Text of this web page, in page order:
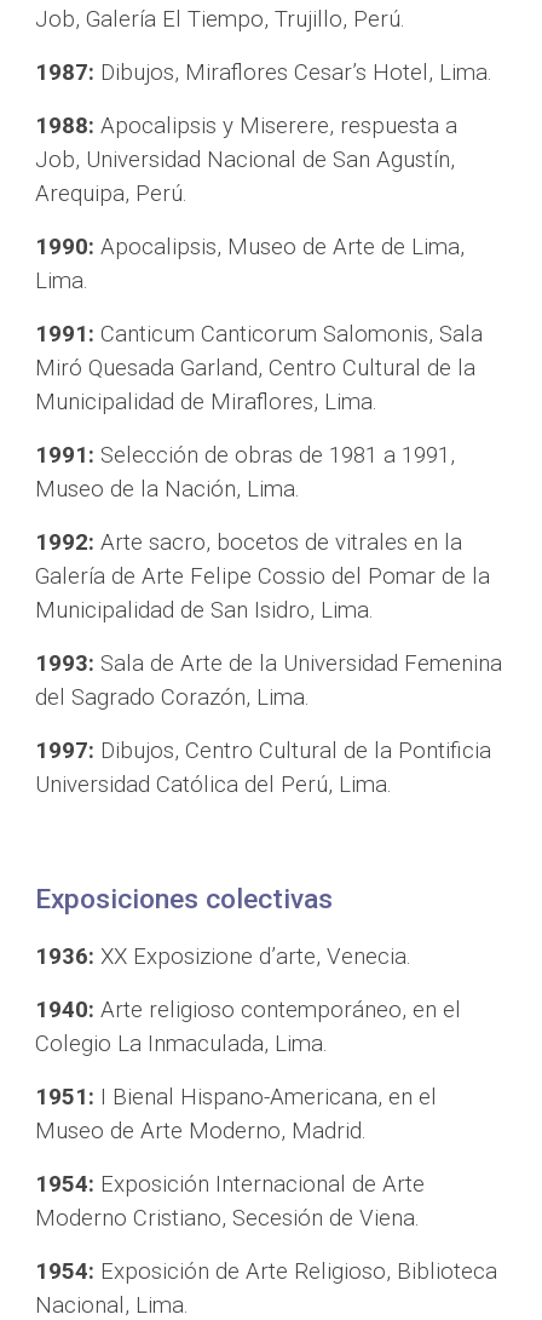
Job, Galería El Tiempo, Trujillo, Perú.
1987: Dibujos, Miraflores Cesar’s Hotel, Lima.
1988: Apocalipsis y Miserere, respuesta a
Job, Universidad Nacional de San Agustín,
Arequipa, Perú.
1990: Apocalipsis, Museo de Arte de Lima,
Lima.
1991: Canticum Canticorum Salomonis, Sala
Miró Quesada Garland, Centro Cultural de la
Municipalidad de Miraflores, Lima.
1991: Selección de obras de 1981 a 1991,
Museo de la Nación, Lima.
1992: Arte sacro, bocetos de vitrales en la
Galería de Arte Felipe Cossio del Pomar de la
Municipalidad de San Isidro, Lima.
1993: Sala de Arte de la Universidad Femenina
del Sagrado Corazón, Lima.
1997: Dibujos, Centro Cultural de la Pontificia
Universidad Católica del Perú, Lima.
Exposiciones colectivas
1936: XX Exposizione d’arte, Venecia.
1940: Arte religioso contemporáneo, en el
Colegio La Inmaculada, Lima.
1951: I Bienal Hispano-Americana, en el
Museo de Arte Moderno, Madrid.
1954: Exposición Internacional de Arte
Moderno Cristiano, Secesión de Viena.
1954: Exposición de Arte Religioso, Biblioteca
Nacional, Lima.